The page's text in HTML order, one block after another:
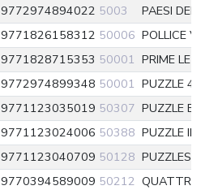
9772974894022 5003
PAESI
9771826158312 50006 POLLICE
9771828715353 50001 PRIME
9772974899348 50001 PUZZLE
9771123035019 50307 PUZZLE
9771123024006 50388 PUZZLE
9771123040709 50128 PUZZLES
9770394589009 50212